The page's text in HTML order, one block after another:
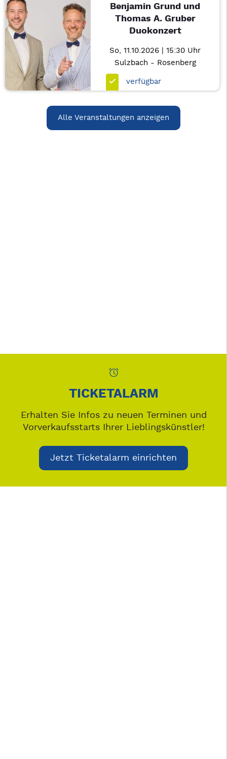
Benjamin Grund und
Thomas A. Gruber
Duokonzert
So, 11.10.2026 | 15:30 Uhr
Sulzbach - Rosenberg
verfügbar
Alle Veranstaltungen anzeigen
TICKETALARM
Erhalten Sie Infos zu neuen Terminen und
Vorverkaufsstarts Ihrer Lieblingskünstler!
Jetzt Ticketalarm einrichten